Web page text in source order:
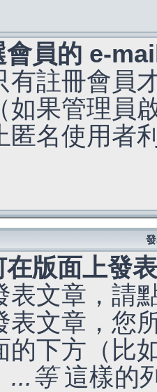
會員的 e-
有註冊會員
如果管理員
匿名使用者
版面上發
表文章，請
表文章，您
的下方（比
...等這樣的